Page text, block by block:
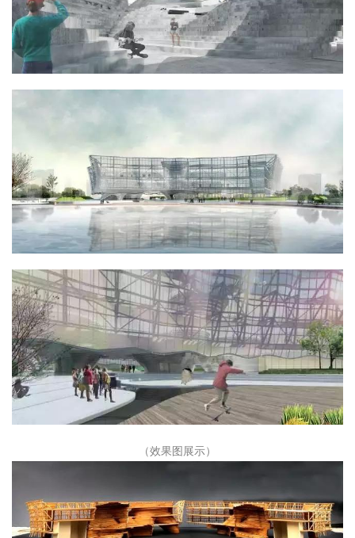
（效果图展示）